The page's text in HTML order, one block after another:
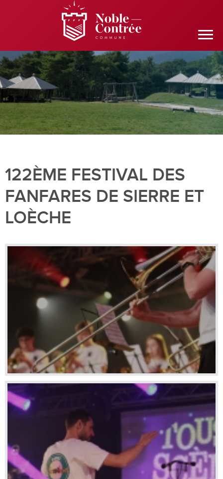
122ÈME FESTIVAL DES
FANFARES DE SIERRE ET
LOÈCHE